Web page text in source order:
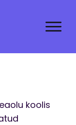
koolis